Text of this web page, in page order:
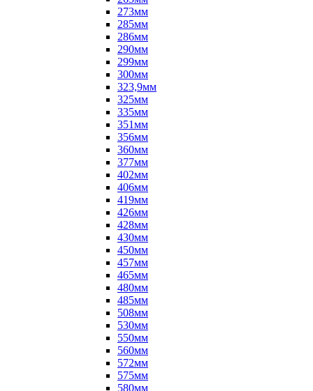
273мм
285мм
286мм
290мм
299мм
300мм
323,9мм
325мм
335мм
351мм
356мм
360мм
377мм
402мм
406мм
419мм
426мм
428мм
430мм
450мм
457мм
465мм
480мм
485мм
508мм
530мм
550мм
560мм
572мм
575мм
580мм